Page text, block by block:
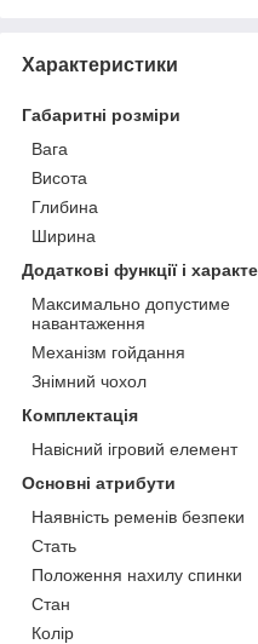
Характеристики
Габаритні розміри
Вага
Висота
Глибина
Ширина
Додаткові функції і
Максимально допустиме
навантаження
Механізм гойдання
Знімний чохол
Комплектація
Навісний ігровий елемент
Основні атрибути
Наявність ременів безпеки
Стать
Положення нахилу спинки
Стан
Колір